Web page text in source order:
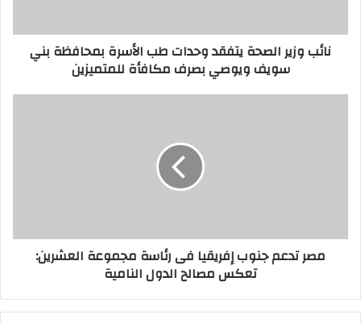
نائب وزير الصحة يتفقد وحدات طب الأسرة بمحافظة بني
سويف ويوصي بصرف مكافأة للمتميزين
مصر تدعم جنوب إفريقيا فى رئاسة مجموعة العشرين:
تعكس مصالح الدول النامية